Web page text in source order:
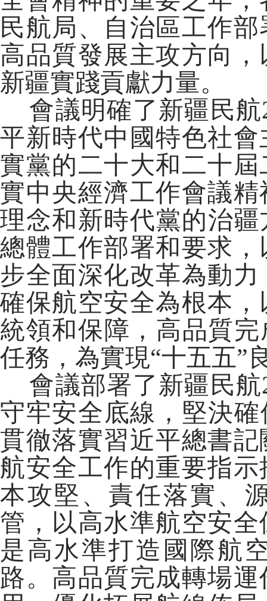
民航局、自治區工作
高品質發展主攻方向
新疆實踐貢獻力量。
會議明確了新疆民航
平新時代中國特色社
實黨的二十大和二十
實中央經濟工作會議
理念和新時代黨的治
總體工作部署和要求
步全面深化改革為動
確保航空安全為根本
統領和保障，高品質
任務，為實現“十五五”
會議部署了新疆民航
守牢安全底線，堅決
貫徹落實習近平總書
航安全工作的重要指
本攻堅、責任落實、
管，以高水準航空安
是高水準打造國際航
路。高品質完成轉場